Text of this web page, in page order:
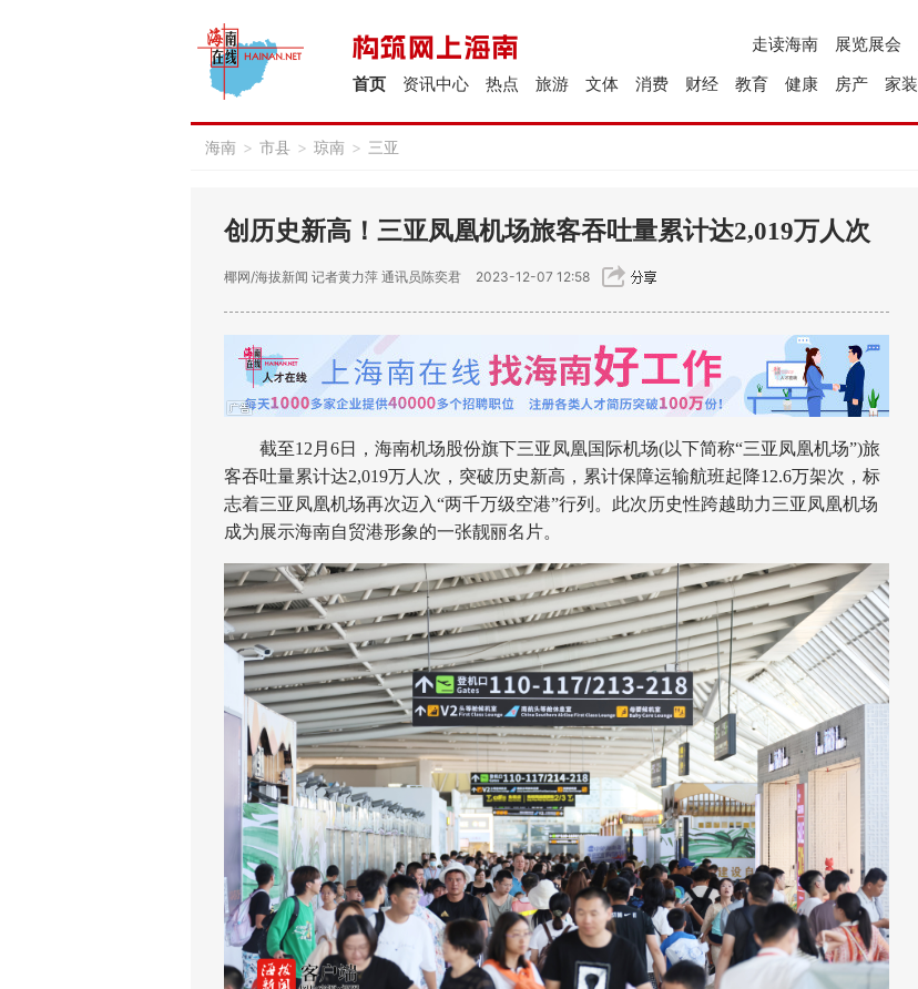
展览展会
走读海南
家装
房产
健康
教育
财经
消费
文体
旅游
热点
资讯中心
首页
海南 > 市县 > 琼南 > 三亚
创历史新高！三亚凤凰机场旅客吞吐量累计达2,019万人次
椰网/海拔新闻 记者黄力萍 通讯员陈奕君 2023-12-07 12:58
截至12月6日，海南机场股份旗下三亚凤凰国际机场(以下简称“三亚凤凰机场”)旅
客吞吐量累计达2,019万人次，突破历史新高，累计保障运输航班起降12.6万架次，标
志着三亚凤凰机场再次迈入“两千万级空港”行列。此次历史性跨越助力三亚凤凰机场
成为展示海南自贸港形象的一张靓丽名片。